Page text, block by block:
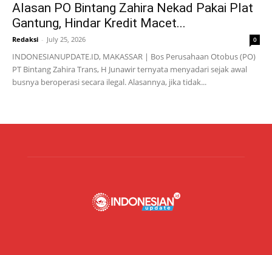
Alasan PO Bintang Zahira Nekad Pakai Plat
Gantung, Hindar Kredit Macet...
Redaksi - July 25, 2026 0
INDONESIANUPDATE.ID, MAKASSAR | Bos Perusahaan Otobus (PO)
PT Bintang Zahira Trans, H Junawir ternyata menyadari sejak awal
busnya beroperasi secara ilegal. Alasannya, jika tidak...